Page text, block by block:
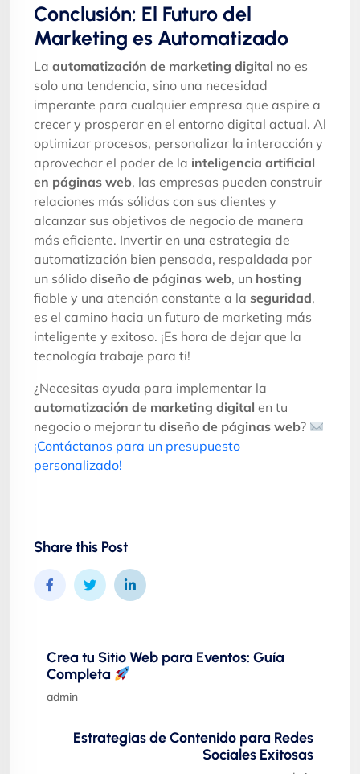
Conclusión: El Futuro del
Marketing es Automatizado
La automatización de marketing digital no es
solo una tendencia, sino una necesidad
imperante para cualquier empresa que aspire a
crecer y prosperar en el entorno digital actual. Al
optimizar procesos, personalizar la interacción y
aprovechar el poder de la inteligencia artificial
en páginas web, las empresas pueden construir
relaciones más sólidas con sus clientes y
alcanzar sus objetivos de negocio de manera
más eficiente. Invertir en una estrategia de
automatización bien pensada, respaldada por
un sólido diseño de páginas web, un hosting
fiable y una atención constante a la seguridad,
es el camino hacia un futuro de marketing más
inteligente y exitoso. ¡Es hora de dejar que la
tecnología trabaje para ti!
¿Necesitas ayuda para implementar la
automatización de marketing digital en tu
negocio o mejorar tu diseño de páginas web?
¡Contáctanos para un presupuesto
personalizado!
Share this Post
Crea tu Sitio Web para Eventos: Guía
Completa
admin
Estrategias de Contenido para Redes
Sociales Exitosas